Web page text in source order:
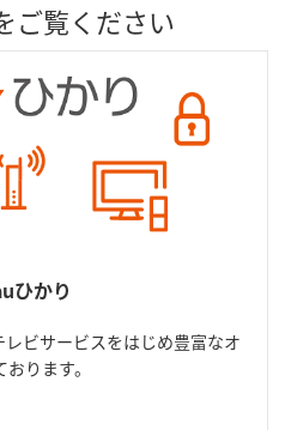
ご覧ください
ひかり
ビサービスをはじめ豊富なオ
ります。